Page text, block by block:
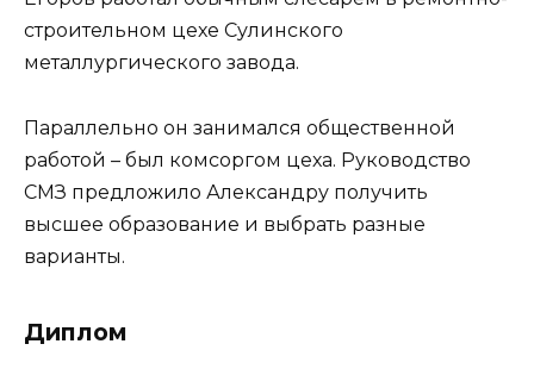
строительном цехе Сулинского
металлургического завода.
Параллельно он занимался общественной
работой – был комсоргом цеха. Руководство
СМЗ предложило Александру получить
высшее образование и выбрать разные
варианты.
Диплом